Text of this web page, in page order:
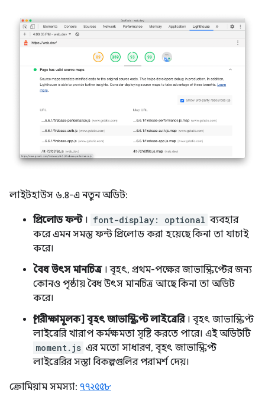
লাইটহাউস ৬.৪-এ নতুন অডিট:
প্রিলোড ফন্ট। font-display: optional ব্যবহার
করে এমন সমস্ত ফন্ট প্রিলোড করা হয়েছে কিনা তা যাচাই
করে।
বৈধ উৎস মানচিত্র। বৃহৎ, প্রথম-পক্ষের জাভাস্ক্রিপ্টের জন্য
কোনও পৃষ্ঠায় বৈধ উৎস মানচিত্র আছে কিনা তা অডিট
করে।
[পরীক্ষামূলক] বৃহৎ জাভাস্ক্রিপ্ট লাইব্রেরি। বৃহৎ জাভাস্ক্রিপ্ট
লাইব্রেরি খারাপ কর্মক্ষমতা সৃষ্টি করতে পারে। এই অডিটটি
moment.js এর মতো সাধারণ, বৃহৎ জাভাস্ক্রিপ্ট
লাইব্রেরির সস্তা বিকল্পগুলির পরামর্শ দেয়।
ক্রোমিয়াম সমস্যা: ৭৭২৫৫৮